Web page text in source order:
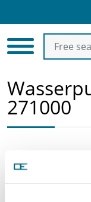
271000